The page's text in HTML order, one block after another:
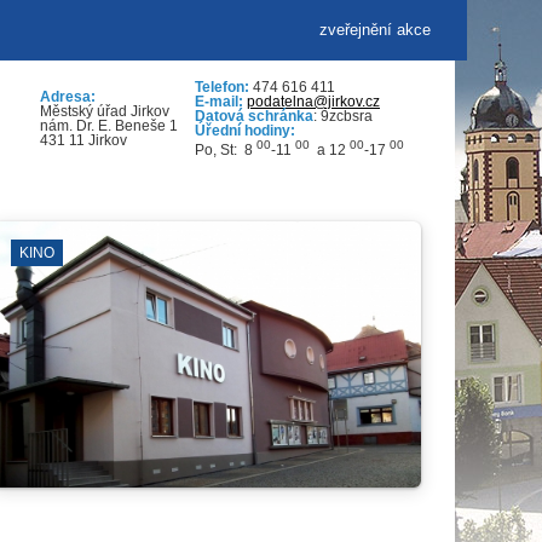
zveřejnění akce
Adresa:
Městský úřad Jirkov
nám. Dr. E. Beneše 1
431 11 Jirkov
Telefon: 474 616 411
E-mail: podatelna@jirkov.cz
Datová schránka: 9zcbsra
Úřední hodiny:
Po, St: 8 00-11 00 a 12 00-17 00